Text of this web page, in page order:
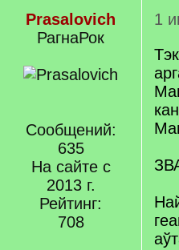
Prasalovich
РагнаРок
Сообщений:
635
На сайте с
2013 г.
Рейтинг:
708
1